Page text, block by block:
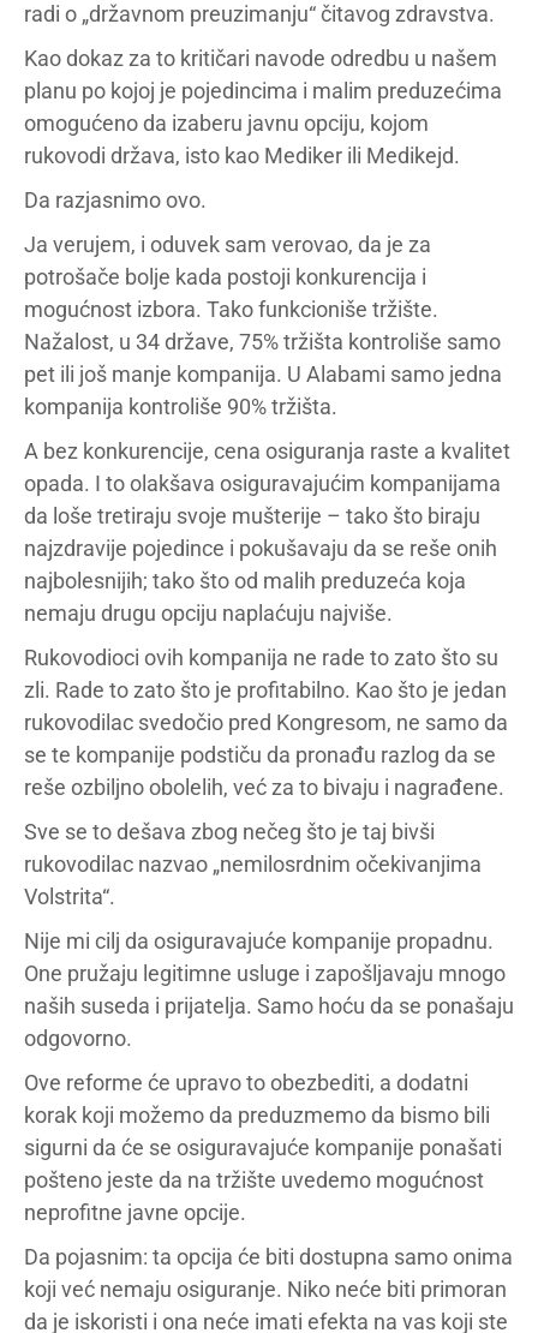
radi o „državnom preuzimanju“ čitavog zdravstva.
Kao dokaz za to kritičari navode odredbu u našem
planu po kojoj je pojedincima i malim preduzećima
omogućeno da izaberu javnu opciju, kojom
rukovodi država, isto kao Mediker ili Medikejd.
Da razjasnimo ovo.
Ja verujem, i oduvek sam verovao, da je za
potrošače bolje kada postoji konkurencija i
mogućnost izbora. Tako funkcioniše tržište.
Nažalost, u 34 države, 75% tržišta kontroliše samo
pet ili još manje kompanija. U Alabami samo jedna
kompanija kontroliše 90% tržišta.
A bez konkurencije, cena osiguranja raste a kvalitet
opada. I to olakšava osiguravajućim kompanijama
da loše tretiraju svoje mušterije – tako što biraju
najzdravije pojedince i pokušavaju da se reše onih
najbolesnijih; tako što od malih preduzeća koja
nemaju drugu opciju naplaćuju najviše.
Rukovodioci ovih kompanija ne rade to zato što su
zli. Rade to zato što je profitabilno. Kao što je jedan
rukovodilac svedočio pred Kongresom, ne samo da
se te kompanije podstiču da pronađu razlog da se
reše ozbiljno obolelih, već za to bivaju i nagrađene.
Sve se to dešava zbog nečeg što je taj bivši
rukovodilac nazvao „nemilosrdnim očekivanjima
Volstrita“.
Nije mi cilj da osiguravajuće kompanije propadnu.
One pružaju legitimne usluge i zapošljavaju mnogo
naših suseda i prijatelja. Samo hoću da se ponašaju
odgovorno.
Ove reforme će upravo to obezbediti, a dodatni
korak koji možemo da preduzmemo da bismo bili
sigurni da će se osiguravajuće kompanije ponašati
pošteno jeste da na tržište uvedemo mogućnost
neprofitne javne opcije.
Da pojasnim: ta opcija će biti dostupna samo onima
koji već nemaju osiguranje. Niko neće biti primoran
da je iskoristi i ona neće imati efekta na vas koji ste